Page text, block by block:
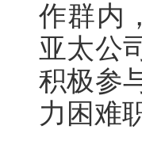
作群内
亚太公
积极参
力困难